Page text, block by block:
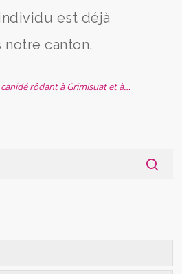
est déjà
canton.
canidé rôdant à Grimisuat et à…